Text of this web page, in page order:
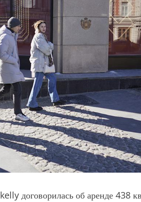
договорилась об аренде 438